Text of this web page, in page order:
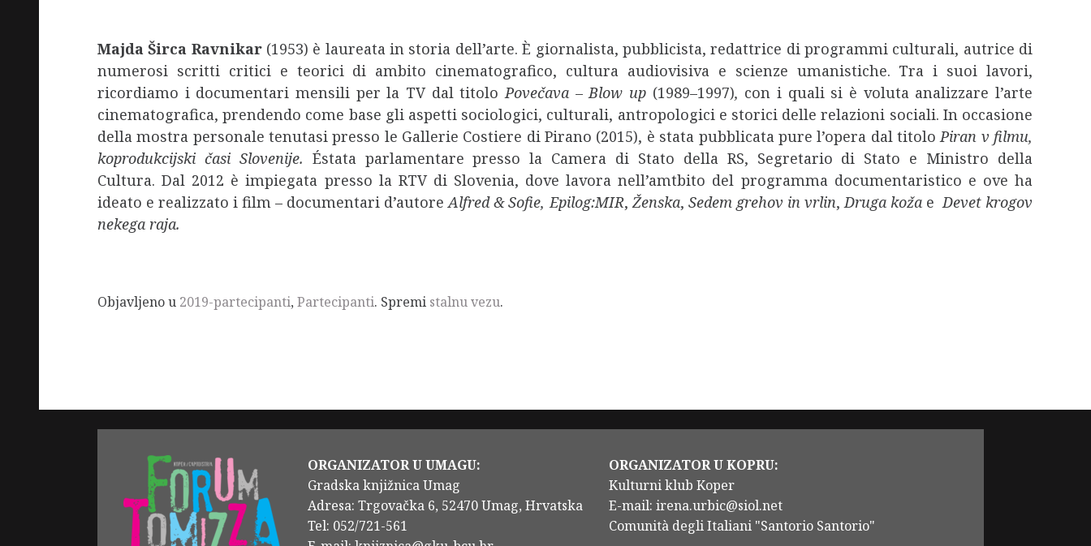
Majda Širca Ravnikar(1953) è laureata in storia dell’arte. È giornalista, pubblicista, redattrice di programmi culturali, autrice di
numerosi scritti critici e teorici di ambito cinematografico, cultura audiovisiva e scienze umanistiche. Tra i suoi lavori,
ricordiamo i documentari mensili per la TV dal titoloPovečava –Blow up (1989–1997), con i quali si è voluta analizzare l’arte
cinematografica, prendendo come base gli aspetti sociologici, culturali, antropologici e storici delle relazioni sociali. In occasione
della mostra personale tenutasi presso le Gallerie Costiere di Pirano (2015), è stata pubblicata pure l’opera dal titoloPiran v filmu,
koprodukcijski časi Slovenije. Éstata parlamentare presso la Camera di Stato della RS, Segretario di Stato e Ministro della
Cultura. Dal 2012 è impiegata presso la RTV di Slovenia, dove lavora nell’amtbito del programma documentaristico e ove ha
ideato e realizzato i film – documentari d’autoreAlfred & Sofie, Epilog:MIR,Ženska, Sedem grehov in vrlin,Druga koža e Devet krogov
nekega raja.
Objavljeno u 2019-partecipanti, Partecipanti. Spremi stalnu vezu.
ORGANIZATOR U UMAGU:
Gradska knjižnica Umag
Adresa: Trgovačka 6, 52470 Umag, Hrvatska
Tel: 052/721-561
ORGANIZATOR U KOPRU:
Kulturni klub Koper
E-mail: irena.urbic@siol.net
Comunità degli Italiani "Santorio Santorio"